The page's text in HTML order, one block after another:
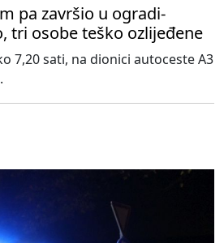
pa završio u ogradi-
tri osobe teško ozlijeđene
7,20 sati, na dionici autoceste A3